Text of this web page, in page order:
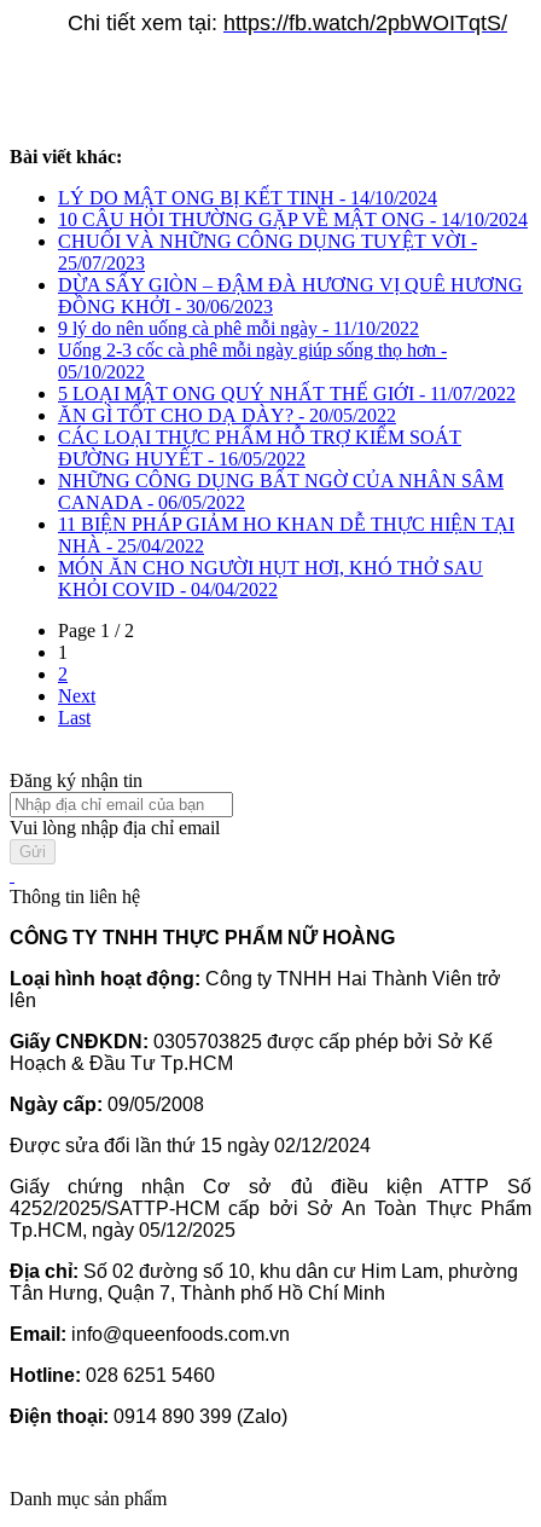
Chi tiết xem tại: https://fb.watch/2pbWOITqtS/
Bài viết khác:
LÝ DO MẬT ONG BỊ KẾT TINH - 14/10/2024
10 CÂU HỎI THƯỜNG GẶP VỀ MẬT ONG - 14/10/2024
CHUỐI VÀ NHỮNG CÔNG DỤNG TUYỆT VỜI -
25/07/2023
DỪA SẤY GIÒN – ĐẬM ĐÀ HƯƠNG VỊ QUÊ HƯƠNG
ĐỒNG KHỞI - 30/06/2023
9 lý do nên uống cà phê mỗi ngày - 11/10/2022
Uống 2-3 cốc cà phê mỗi ngày giúp sống thọ hơn -
05/10/2022
5 LOẠI MẬT ONG QUÝ NHẤT THẾ GIỚI - 11/07/2022
ĂN GÌ TỐT CHO DẠ DÀY? - 20/05/2022
CÁC LOẠI THỰC PHẨM HỖ TRỢ KIỂM SOÁT
ĐƯỜNG HUYẾT - 16/05/2022
NHỮNG CÔNG DỤNG BẤT NGỜ CỦA NHÂN SÂM
CANADA - 06/05/2022
11 BIỆN PHÁP GIẢM HO KHAN DỄ THỰC HIỆN TẠI
NHÀ - 25/04/2022
MÓN ĂN CHO NGƯỜI HỤT HƠI, KHÓ THỞ SAU
KHỎI COVID - 04/04/2022
Page 1 / 2
1
2
Next
Last
Đăng ký nhận tin
Vui lòng nhập địa chỉ email
Thông tin liên hệ
CÔNG TY TNHH THỰC PHẨM NỮ HOÀNG
Loại hình hoạt động: Công ty TNHH Hai Thành Viên trở
lên
Giấy CNĐKDN: 0305703825 được cấp phép bởi Sở Kế
Hoạch & Đầu Tư Tp.HCM
Ngày cấp: 09/05/2008
Được sửa đổi lần thứ 15 ngày 02/12/2024
Giấy chứng nhận Cơ sở đủ điều kiện ATTP Số
4252/2025/SATTP-HCM cấp bởi Sở An Toàn Thực Phẩm
Tp.HCM, ngày 05/12/2025
Địa chỉ: Số 02 đường số 10, khu dân cư Him Lam, phường
Tân Hưng, Quận 7, Thành phố Hồ Chí Minh
Email: info@queenfoods.com.vn
Hotline: 028 6251 5460
Điện thoại: 0914 890 399 (Zalo)
Danh mục sản phẩm